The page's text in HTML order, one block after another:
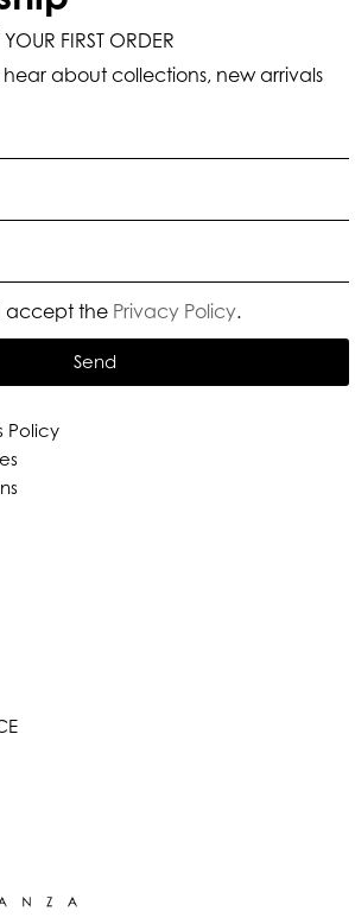
Policy
YOUR FIRST ORDER
about collections, new arrivals
accept the Privacy Policy.
Send
האם נוכל לעזור לך?